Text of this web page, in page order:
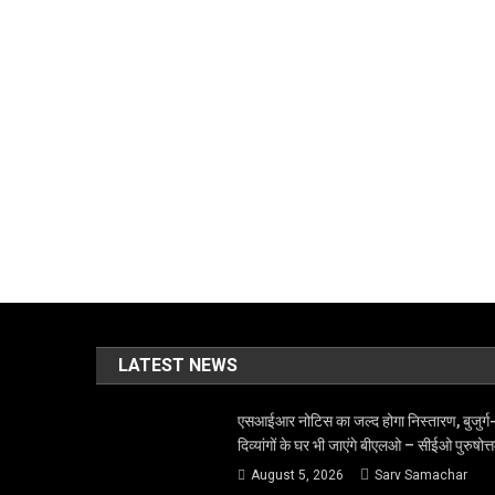
LATEST NEWS
एसआईआर नोटिस का जल्द होगा निस्तारण, बुजुर्ग-
दिव्यांगों के घर भी जाएंगे बीएलओ – सीईओ
August 5, 2026 Sarv Samachar